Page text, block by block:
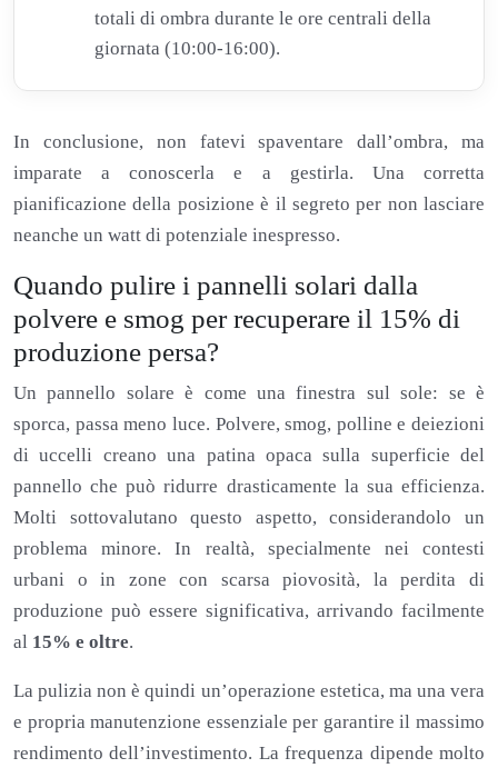
totali di ombra durante le ore centrali della
giornata (10:00-16:00).
In conclusione, non fatevi spaventare dall’ombra, ma
imparate a conoscerla e a gestirla. Una corretta
pianificazione della posizione è il segreto per non lasciare
neanche un watt di potenziale inespresso.
Quando pulire i pannelli solari dalla
polvere e smog per recuperare il 15% di
produzione persa?
Un pannello solare è come una finestra sul sole: se è
sporca, passa meno luce. Polvere, smog, polline e deiezioni
di uccelli creano una patina opaca sulla superficie del
pannello che può ridurre drasticamente la sua efficienza.
Molti sottovalutano questo aspetto, considerandolo un
problema minore. In realtà, specialmente nei contesti
urbani o in zone con scarsa piovosità, la perdita di
produzione può essere significativa, arrivando facilmente
al 15% e oltre.
La pulizia non è quindi un’operazione estetica, ma una vera
e propria manutenzione essenziale per garantire il massimo
rendimento dell’investimento. La frequenza dipende molto